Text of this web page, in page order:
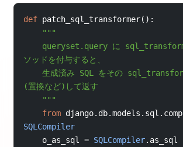
def patch_sql_transformer():
"""
queryset.query に
ソッドを付与すると、
生成済み SQL をその
(置換など)して返す
"""
from django. db.models . sql .
SQLCompiler
o_as_sql = SQLCompiler. as_sql